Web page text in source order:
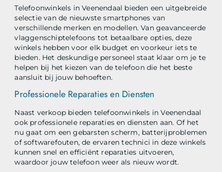
Telefoonwinkels in Veenendaal bieden een uitgebreide
selectie van de nieuwste smartphones van
verschillende merken en modellen. Van geavanceerde
vlaggenschiptelefoons tot betaalbare opties, deze
winkels hebben voor elk budget en voorkeur iets te
bieden. Het deskundige personeel staat klaar om je te
helpen bij het kiezen van de telefoon die het beste
aansluit bij jouw behoeften.
Professionele Reparaties en Diensten
Naast verkoop bieden telefoonwinkels in Veenendaal
ook professionele reparaties en diensten aan. Of het
nu gaat om een gebarsten scherm, batterijproblemen
of softwarefouten, de ervaren technici in deze winkels
kunnen snel en efficiënt reparaties uitvoeren,
waardoor jouw telefoon weer als nieuw wordt.